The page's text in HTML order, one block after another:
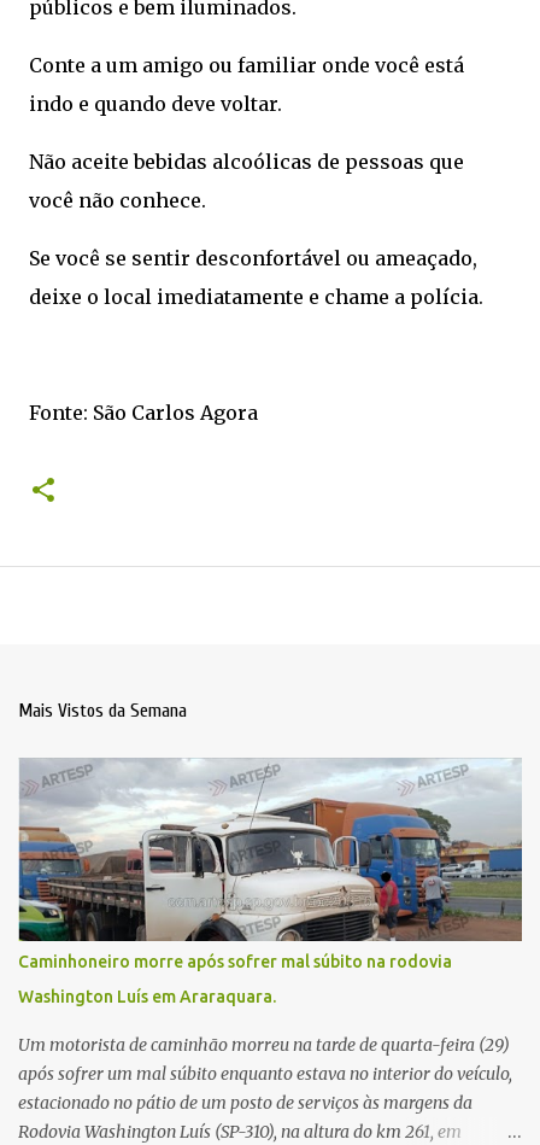
públicos e bem iluminados.
Conte a um amigo ou familiar onde você está
indo e quando deve voltar.
Não aceite bebidas alcoólicas de pessoas que
você não conhece.
Se você se sentir desconfortável ou ameaçado,
deixe o local imediatamente e chame a polícia.
Fonte: São Carlos Agora
Mais Vistos da Semana
Caminhoneiro morre após sofrer mal súbito na rodovia
Washington Luís em Araraquara.
Um motorista de caminhão morreu na tarde de quarta-feira (29)
após sofrer um mal súbito enquanto estava no interior do veículo,
estacionado no pátio de um posto de serviços às margens da
Rodovia Washington Luís (SP-310), na altura do km 261, em